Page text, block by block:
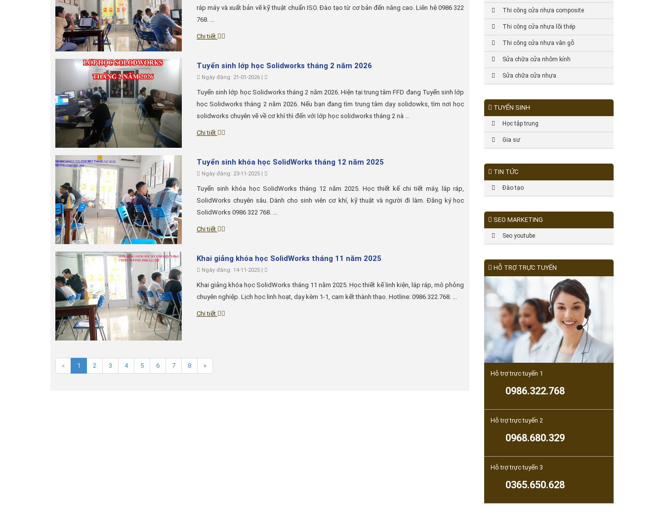
ráp máy và xuất bản vẽ kỹ thuật chuẩn ISO. Đào tạo từ cơ bản đến nâng cao. Liên hệ 0986 322
768. ...
Chi tiết
Tuyển sinh lớp học Solidworks tháng 2 năm 2026
Ngày đăng: 21-01-2026 |
Tuyển sinh lớp học Solidworks tháng 2 năm 2026. Hiện tại trung tâm FFD đang Tuyển sinh lớp
học Solidworks tháng 2 năm 2026. Nếu bạn đang tìm trung tâm dạy solidowks, tìm nơi học
solidworks chuyên vẽ về cơ khí thì đến với lớp học solidworks tháng 2 nà ...
Chi tiết
Tuyển sinh khóa học SolidWorks tháng 12 năm 2025
Ngày đăng: 23-11-2025 |
Tuyển sinh khóa học SolidWorks tháng 12 năm 2025. Học thiết kế chi tiết máy, lắp ráp,
SolidWorks chuyên sâu. Dành cho sinh viên cơ khí, kỹ thuật và người đi làm. Đăng ký học
SolidWorks 0986 322 768. ...
Chi tiết
Khai giảng khóa học SolidWorks tháng 11 năm 2025
Ngày đăng: 14-11-2025 |
Khai giảng khóa học SolidWorks tháng 11 năm 2025. Học thiết kế linh kiện, lắp ráp, mô phỏng
chuyên nghiệp. Lịch học linh hoạt, dạy kèm 1-1, cam kết thành thạo. Hotline: 0986.322.768. ...
Chi tiết
« 1 2 3 4 5 6 7 8 »
Thi công cửa nhựa composite
Thi công cửa nhựa lõi thép
Thi công cửa nhựa vân gỗ
Sửa chữa cửa nhôm kính
Sửa chữa cửa nhựa
TUYỂN SINH
Học tập trung
Gia sư
TIN TỨC
Đào tạo
SEO MARKETING
Seo youtube
HỖ TRỢ TRỰC TUYẾN
Hỗ trợ trực tuyến 1
0986.322.768
Hỗ trợ trực tuyến 2
0968.680.329
Hỗ trợ trực tuyến 3
0365.650.628